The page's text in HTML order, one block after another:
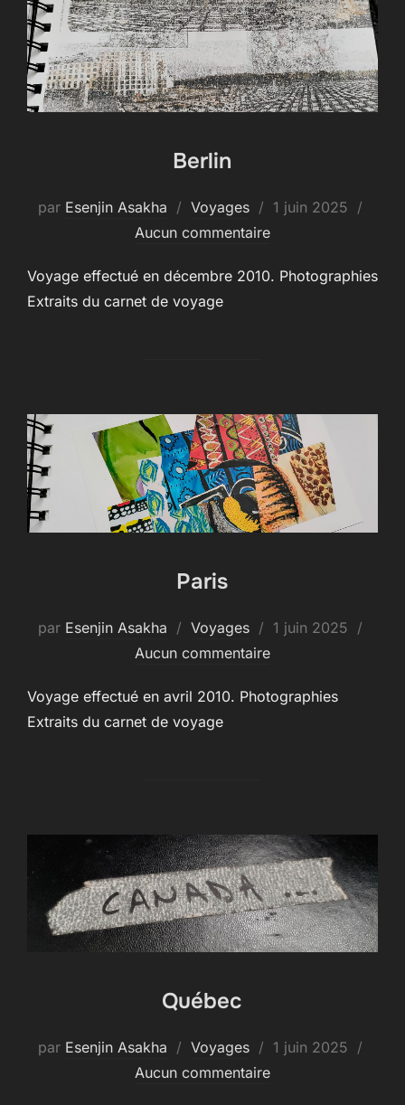
Berlin
par Esenjin Asakha Voyages
Publié
1 juin 2025
Aucun commentaire
Voyage effectué en décembre 2010. Photographies
Extraits du carnet de voyage
Paris
par Esenjin Asakha Voyages
Publié
1 juin 2025
Aucun commentaire
Voyage effectué en avril 2010. Photographies
Extraits du carnet de voyage
Québec
par Esenjin Asakha Voyages
Publié
1 juin 2025
Aucun commentaire